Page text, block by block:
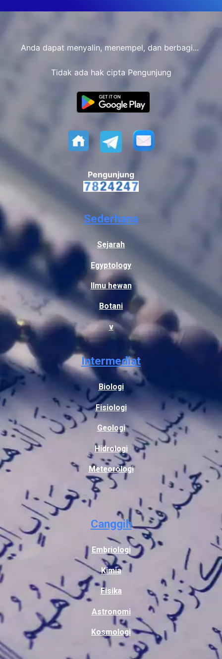
Anda dapat menyalin, menempel, dan berbagi...
Tidak ada hak cipta Pengunjung
Pengunjung
Sederhana
Sejarah
Egyptology
Ilmu hewan
Botani
v
Intermediat
Biologi
Fisiologi
Geologi
Hidrologi
Meteorologi
Canggih
Embriologi
Kimia
Fisika
Astronomi
Kosmologi